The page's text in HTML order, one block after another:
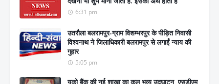
6:31 pm
उतरौला बलरामपुर-ग्राम विशम्भरपुर के पीड़ित निवासी
विश्वनाथ ने जिलाधिकारी बलरामपुर से लगाईं न्याय की
गुहार
5:05 pm
यूको बैंक की नई शाखा का कल भव्य उद्घाटन, एसडीएम